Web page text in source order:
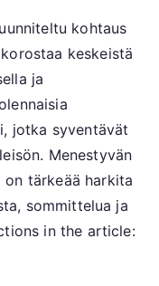
kohtaus
keskeistä
ja
jotka syventävät
Menestyvän
tärkeää harkita
sommittelua ja
in the article: